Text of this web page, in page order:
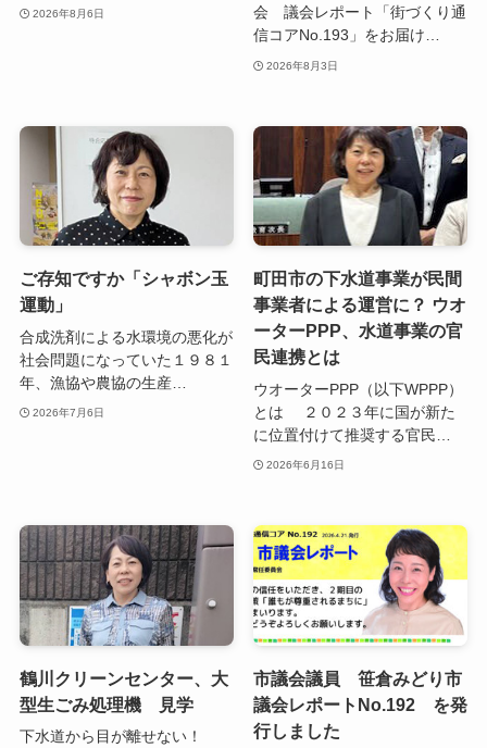
2026年8月6日
会 議会レポート「街づくり通
信コアNo.193」をお届け…
2026年8月3日
ご存知ですか「シャボン玉
運動」
合成洗剤による水環境の悪化が
社会問題になっていた１９８１
年、漁協や農協の生産…
2026年7月6日
町田市の下水道事業が民間
事業者による運営に？ ウオ
ーターPPP、水道事業の官
民連携とは
ウオーターPPP（以下WPPP）
とは ２０２３年に国が新た
に位置付けて推奨する官民…
2026年6月16日
鶴川クリーンセンター、大
型生ごみ処理機 見学
下水道から目が離せない！
市議会議員 笹倉みどり市
議会レポートNo.192 を発
行しました